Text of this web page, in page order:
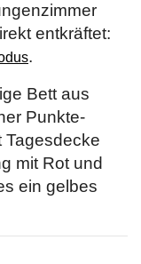
entkräftet:
.
Bett aus
Punkte-
Tagesdecke
mit Rot und
ein gelbes